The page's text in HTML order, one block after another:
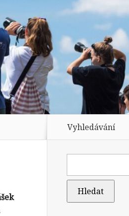
Vyhledávání